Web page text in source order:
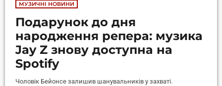
МУЗИЧНІ НОВИНИ
Подарунок до дня
народження репера: музика
Jay Z знову доступна на
Spotify
Чоловік Бейонсе залишив шанувальників у захваті.